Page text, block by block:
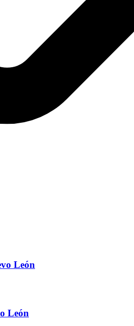
León
León